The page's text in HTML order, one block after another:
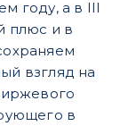
году, а в III
плюс и в
взгляд на
в